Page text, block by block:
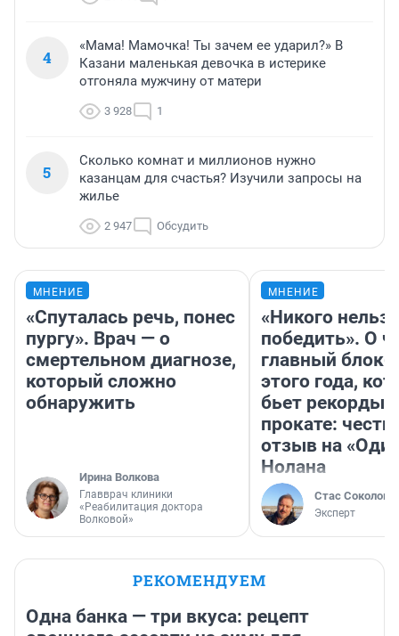
4
«Мама! Мамочка! Ты зачем ее ударил?» В
Казани маленькая девочка в истерике
отгоняла мужчину от матери
3 928 1
5
Сколько комнат и миллионов нужно
казанцам для счастья? Изучили запросы на
жилье
2 947 Обсудить
МНЕНИЕ
«Спуталась речь, понес
пургу». Врач — о
смертельном диагнозе,
который сложно
обнаружить
Ирина Волкова
Главврач клиники
«Реабилитация доктора
Волковой»
МНЕНИЕ
«Никого нельзя
победить». О
главный
этого года,
бьет рекорды в
прокате:
отзыв на
Нолана
Стас Соколов
Эксперт
РЕКОМЕНДУЕМ
Одна банка — три вкуса: рецепт